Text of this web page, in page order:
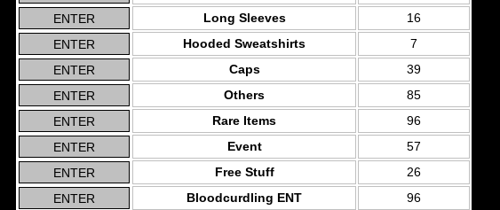
Long Sleeves
16
Hooded Sweatshirts
7
Caps
39
Others
85
Rare Items
96
Event
57
Free Stuff
26
Bloodcurdling ENT
96